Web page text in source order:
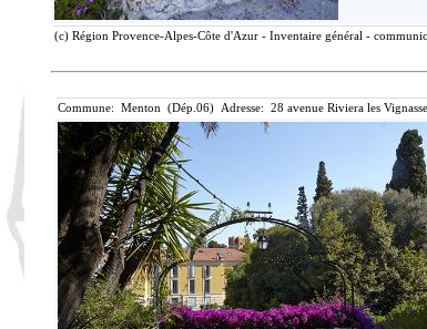
(c) Région Provence-Alpes-Côte d'Azur - Inventaire général -
Commune: Menton (Dép.06) Adresse: 28 avenue Riviera les